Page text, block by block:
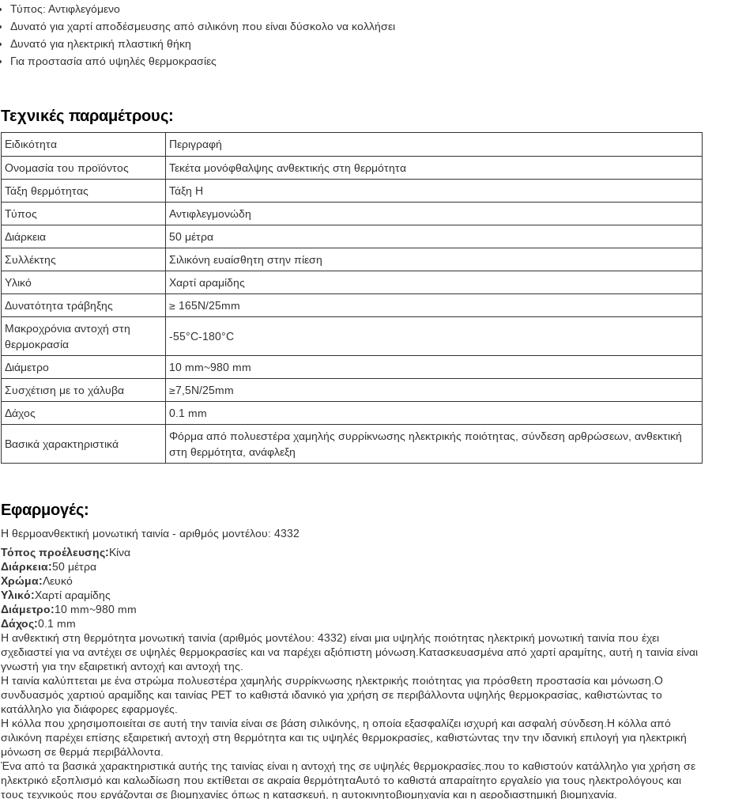
Τύπος: Αντιφλεγόμενο
Δυνατό για χαρτί αποδέσμευσης από σιλικόνη που είναι δύσκολο να κολλήσει
Δυνατό για ηλεκτρική πλαστική θήκη
Για προστασία από υψηλές θερμοκρασίες
Τεχνικές παραμέτρους:
Ειδικότητα
Περιγραφή
Ονομασία του προϊόντος
Τεκέτα μονόφθαλψης ανθεκτικής στη θερμότητα
Τάξη θερμότητας
Τάξη H
Τύπος
Αντιφλεγμονώδη
Διάρκεια
50 μέτρα
Συλλέκτης
Σιλικόνη ευαίσθητη στην πίεση
Υλικό
Χαρτί αραμίδης
Δυνατότητα τράβηξης
≥ 165N/25mm
Μακροχρόνια αντοχή στη
θερμοκρασία
-55°C-180°C
Διάμετρο
10 mm~980 mm
Συσχέτιση με το χάλυβα
≥7,5N/25mm
Δάχος
0.1 mm
Βασικά χαρακτηριστικά
Φόρμα από πολυεστέρα χαμηλής συρρίκνωσης ηλεκτρικής ποιότητας, σύνδεση αρθρώσεων, ανθεκτική
στη θερμότητα, ανάφλεξη
Εφαρμογές:
Η θερμοανθεκτική μονωτική ταινία - αριθμός μοντέλου: 4332
Τόπος προέλευσης:Κίνα
Διάρκεια:50 μέτρα
Χρώμα:Λευκό
Υλικό:Χαρτί αραμίδης
Διάμετρο:10 mm~980 mm
Δάχος:0.1 mm
Η ανθεκτική στη θερμότητα μονωτική ταινία (αριθμός μοντέλου: 4332) είναι μια υψηλής ποιότητας ηλεκτρική μονωτική ταινία που έχει
σχεδιαστεί για να αντέχει σε υψηλές θερμοκρασίες και να παρέχει αξιόπιστη μόνωση.Κατασκευασμένα από χαρτί αραμίτης, αυτή η ταινία είναι
γνωστή για την εξαιρετική αντοχή και αντοχή της.
Η ταινία καλύπτεται με ένα στρώμα πολυεστέρα χαμηλής συρρίκνωσης ηλεκτρικής ποιότητας για πρόσθετη προστασία και μόνωση.Ο
συνδυασμός χαρτιού αραμίδης και ταινίας PET το καθιστά ιδανικό για χρήση σε περιβάλλοντα υψηλής θερμοκρασίας, καθιστώντας το
κατάλληλο για διάφορες εφαρμογές.
Η κόλλα που χρησιμοποιείται σε αυτή την ταινία είναι σε βάση σιλικόνης, η οποία εξασφαλίζει ισχυρή και ασφαλή σύνδεση.Η κόλλα από
σιλικόνη παρέχει επίσης εξαιρετική αντοχή στη θερμότητα και τις υψηλές θερμοκρασίες, καθιστώντας την την ιδανική επιλογή για ηλεκτρική
μόνωση σε θερμά περιβάλλοντα.
Ένα από τα βασικά χαρακτηριστικά αυτής της ταινίας είναι η αντοχή της σε υψηλές θερμοκρασίες.που το καθιστούν κατάλληλο για χρήση σε
ηλεκτρικό εξοπλισμό και καλωδίωση που εκτίθεται σε ακραία θερμότηταΑυτό το καθιστά απαραίτητο εργαλείο για τους ηλεκτρολόγους και
τους τεχνικούς που εργάζονται σε βιομηχανίες όπως η κατασκευή, η αυτοκινητοβιομηχανία και η αεροδιαστημική βιομηχανία.